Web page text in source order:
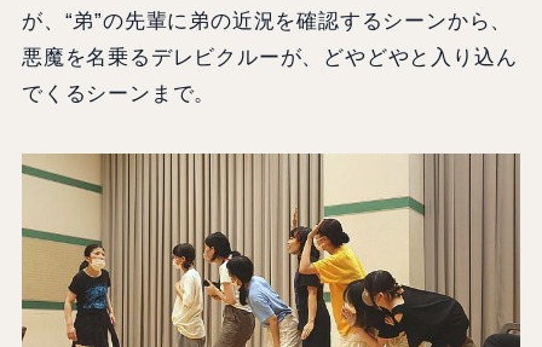
が、“弟”の先輩に弟の近況を確認するシーンから、
悪魔を名乗るデレビクルーが、どやどやと入り込ん
でくるシーンまで。